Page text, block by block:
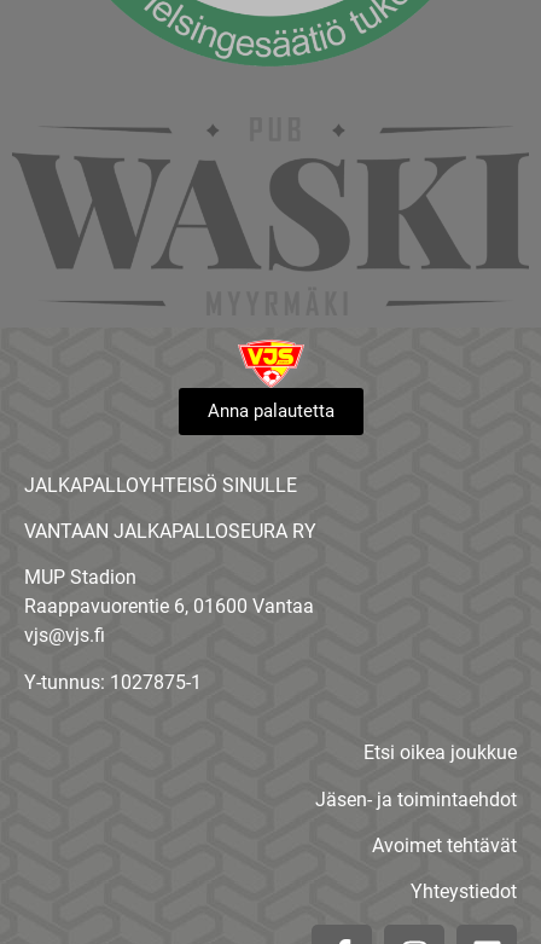
Anna palautetta
JALKAPALLOYHTEISÖ SINULLE
VANTAAN JALKAPALLOSEURA RY
MUP Stadion
Raappavuorentie 6, 01600 Vantaa
vjs@vjs.fi
Y-tunnus: 1027875-1
Etsi oikea joukkue
Jäsen- ja toimintaehdot
Avoimet tehtävät
Yhteystiedot